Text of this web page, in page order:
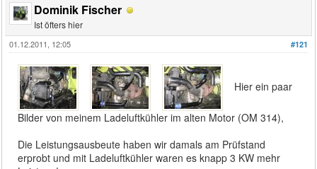
Dominik Fischer
Ist öfters hier
#121
01.12.2011, 12:05
Hier ein paar
Bilder von meinem Ladeluftkühler im alten Motor (OM 314),
Die Leistungsausbeute haben wir damals am Prüfstand
erprobt und mit Ladeluftkühler waren es knapp 3 KW mehr